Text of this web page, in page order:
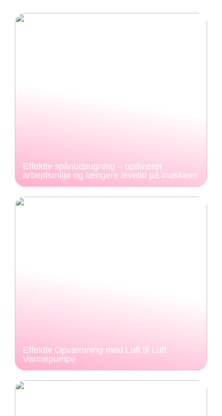
Effektiv spånudsugning – optimeret
arbejdsmiljø og længere levetid på maskiner
Effektiv Opvarmning med Luft til Luft
Varmepumpe